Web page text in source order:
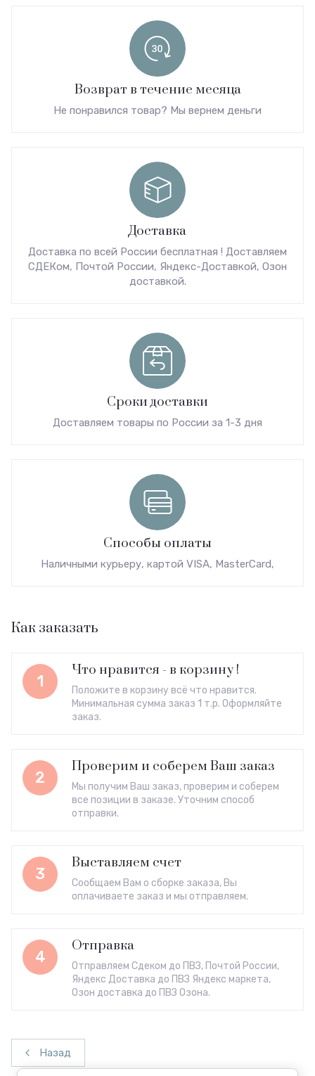
Возврат в течение месяца
Не понравился товар? Мы вернем деньги
Доставка
Доставка по всей России бесплатная ! Доставляем
СДЕКом, Почтой России, Яндекс-Доставкой, Озон
доставкой.
Сроки доставки
Доставляем товары по России за 1-3 дня
Способы оплаты
Наличными курьеру, картой VISA, MasterCard,
Как заказать
1
Что нравится - в корзину !
Положите в корзину всё что нравится.
Минимальная сумма заказ 1 т.р. Оформляйте
заказ.
2
Проверим и соберем Ваш заказ
Мы получим Ваш заказ, проверим и соберем
все позиции в заказе. Уточним способ
отправки.
3
Выставляем счет
Сообщаем Вам о сборке заказа, Вы
оплачиваете заказ и мы отправляем.
4
Отправка
Отправляем Сдеком до ПВЗ, Почтой России,
Яндекс Доставка до ПВЗ Яндекс маркета,
Озон доставка до ПВЗ Озона.
Назад